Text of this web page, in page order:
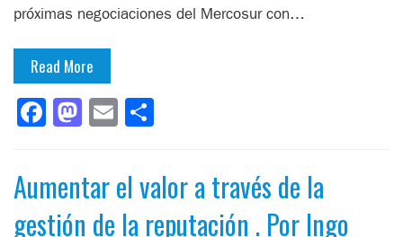
próximas negociaciones del Mercosur con…
Read More
Facebook
Mastodon
Email
Aumentar el valor a través de la
gestión de la reputación . Por Ingo